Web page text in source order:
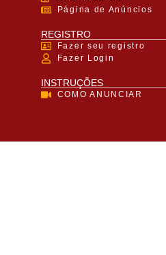
Página de Anúncios
REGISTRO
Fazer seu registro
Fazer Login
INSTRUÇÕES
COMO ANUNCIAR